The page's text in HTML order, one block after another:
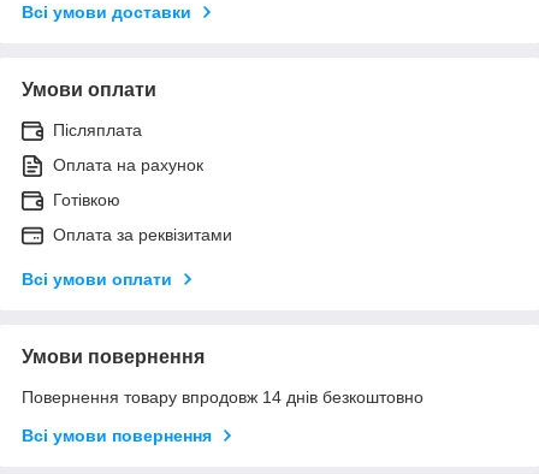
Всі умови доставки
Умови оплати
Післяплата
Оплата на рахунок
Готівкою
Оплата за реквізитами
Всі умови оплати
Умови повернення
Повернення товару впродовж 14 днів безкоштовно
Всі умови повернення